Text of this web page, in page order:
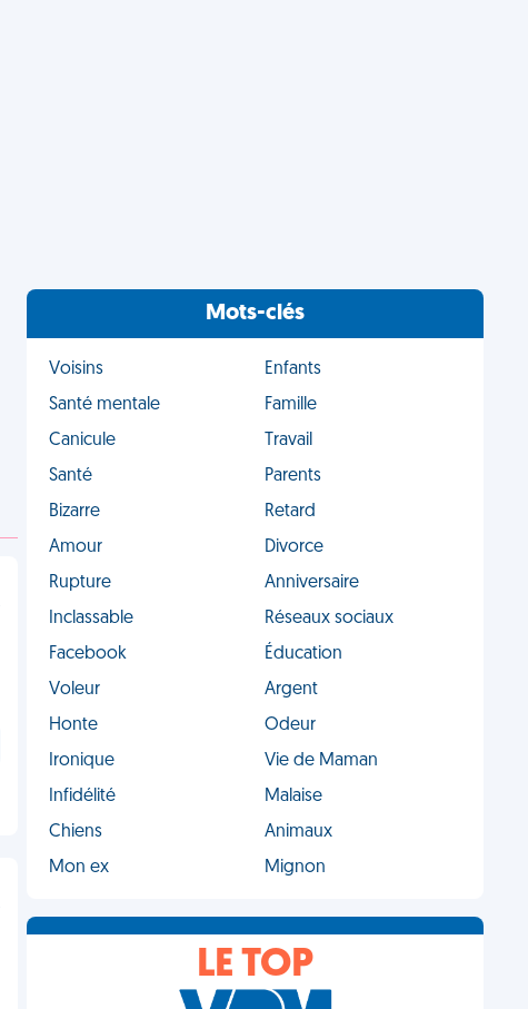
Mots-clés
Voisins
Enfants
Santé mentale
Famille
Canicule
Travail
Santé
Parents
Bizarre
Retard
Amour
Divorce
Rupture
Anniversaire
Inclassable
Réseaux sociaux
Facebook
Éducation
Voleur
Argent
Honte
Odeur
Ironique
Vie de Maman
Infidélité
Malaise
Chiens
Animaux
Mon ex
Mignon
LE TOP